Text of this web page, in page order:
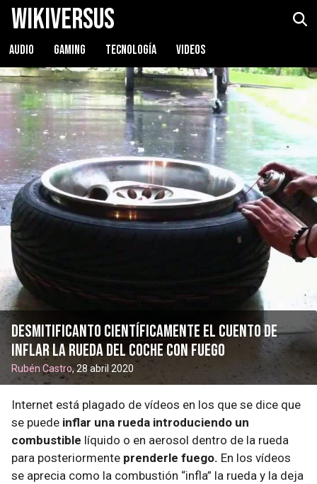
WikiVersus
AUDIO GAMING TECNOLOGÍA VIDEOS
Desmitificanto científicamente el cuento de
inflar la rueda del coche con fuego
Rubén Castro, 28 abril 2020
Internet está plagado de vídeos en los que se dice que
se puede inflar una rueda introduciendo un
combustible líquido o en aerosol dentro de la rueda
para posteriormente prenderle fuego. En los vídeos
se aprecia como la combustión “infla” la rueda y la deja